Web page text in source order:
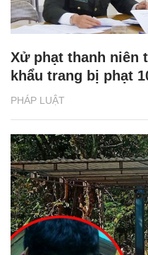
PHÁP LUẬT
Xử phạt thanh niên
khẩu trang bị phạt